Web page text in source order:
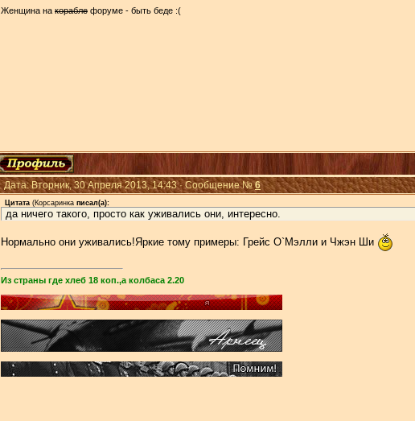
Женщина на корабле форуме - быть беде :(
Дата: Вторник, 30 Апреля 2013, 14:43 · Сообщение №6
Цитата (Корсаринка писал(а):
да ничего такого, просто как уживались они, интересно.
Нормально они уживались!Яркие тому примеры: Грейс О`Мэлли и Чжэн Ши
Из страны где хлеб 18 коп.,а колбаса 2.20